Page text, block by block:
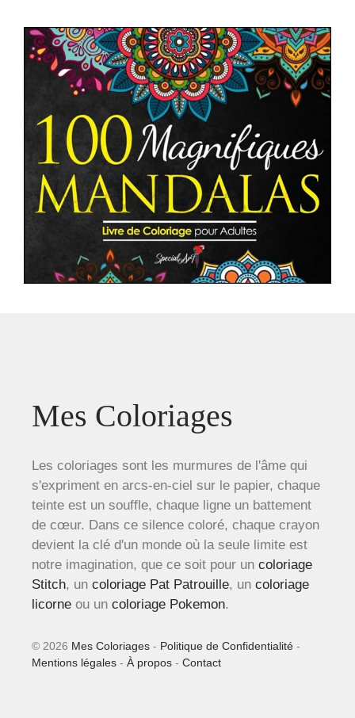
Mes Coloriages
Les coloriages sont les murmures de l'âme qui
s'expriment en arcs-en-ciel sur le papier, chaque
teinte est un souffle, chaque ligne un battement
de cœur. Dans ce silence coloré, chaque crayon
devient la clé d'un monde où la seule limite est
notre imagination, que ce soit pour un coloriage
Stitch, un coloriage Pat Patrouille, un coloriage
licorne ou un coloriage Pokemon.
© 2026 Mes Coloriages - Politique de Confidentialité -
Mentions légales - À propos - Contact